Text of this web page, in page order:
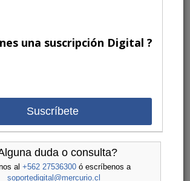
una suscripción Digital ?
Suscríbete
duda o consulta?
al +562 27536300ó escríbenos a
soportedigital@mercurio.cl